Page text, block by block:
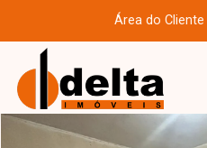
Área do Cliente